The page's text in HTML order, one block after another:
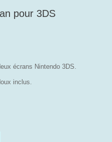
pour 3DS
écrans Nintendo 3DS.
inclus.